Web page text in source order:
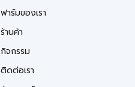
ฟาร์มของเรา
ร้านค้า
กิจกรรม
ติดต่อเรา